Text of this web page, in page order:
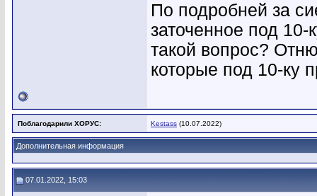
По подробней за
заточенное под 10-
такой вопрос?
которые под 10-ку
Поблагодарили ХОРУС: Kestass (10.07.2022)
Дополнительная информация
07.01.2022, 15:03